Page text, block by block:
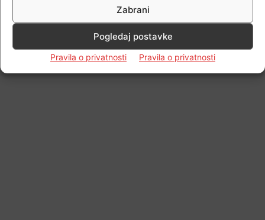
Zabrani
Pogledaj postavke
Pravila o privatnosti Pravila o privatnosti